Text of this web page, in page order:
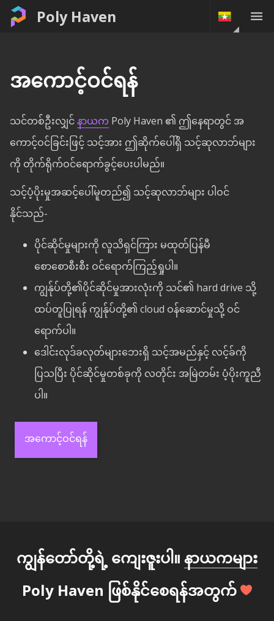
Poly Haven
အကောင့်ဝင်ရန်
သင်တစ်ဦးလျှင်နာယက Poly Haven ၏ ဤနေရာတွင် အ
ကောင့်ဝင်ခြင်းဖြင့် သင့်အား ဤဆိုက်ပေါ်ရှိ သင့်ဆုလာဘ်များ
ကို တိုက်ရိုက်ဝင်ရောက်ခွင့်ပေးပါမည်။
သင့်ပံ့ပိုးမှုအဆင့်ပေါ်မူတည်၍ သင့်ဆုလာဘ်များ ပါဝင်
နိုင်သည်-
ပိုင်ဆိုင်မှုများကို လူသိရှင်ကြား မထုတ်ပြန်မီ
စောစောစီးစီး ဝင်ရောက်ကြည့်ရှုပါ။
ကျွန်ုပ်တို့၏ပိုင်ဆိုင်မှုအားလုံးကို သင်၏ hard drive သို့
ထပ်တူပြုရန် ကျွန်ုပ်တို့၏ cloud ဝန်ဆောင်မှုသို့ ဝင်
ရောက်ပါ။
ဒေါင်းလုဒ်ခလုတ်များဘေးရှိ သင့်အမည်နှင့် လင့်ခ်ကို
ပြသပြီး ပိုင်ဆိုင်မှုတစ်ခုကို လတိုင်း အမြဲတမ်း ပံ့ပိုးကူညီ
ပါ။
အကောင့်ဝင်ရန်
ကျွန်တော်တို့ရဲ့ ကျေးဇူးပါ။ နာယကများ
Poly Haven ဖြစ်နိုင်စေရန်အတွက်